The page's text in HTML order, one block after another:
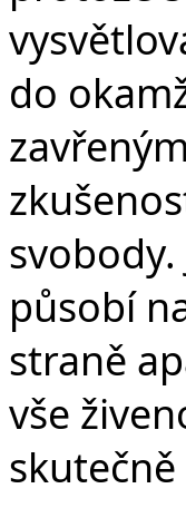
do
působí
straně
vše